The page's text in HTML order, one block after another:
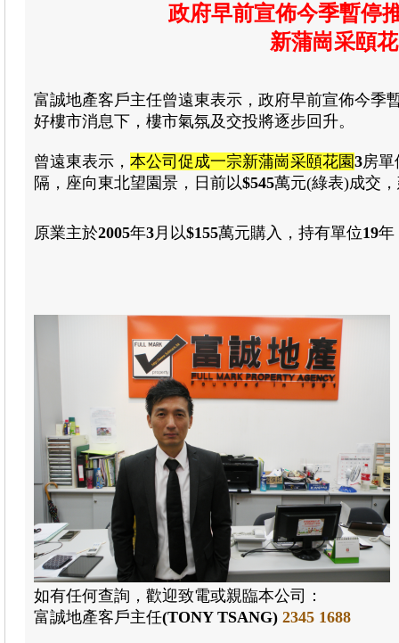
政府早前宣佈今季暫停
新蒲崗采頤
富誠地產客戶主任曾遠東表示 ，政府早前宣佈今季
好樓市消息下 ，樓市氣氛及交投將逐步回升。
曾遠東表示， 本公司促成一宗新蒲崗采頤花園3房單
隔 ，座向東北望園景 ，日前以$545萬元(綠表)成交 ，
原業主於2005年3 月 以$155萬元購入，持有單位19年
如有任何查詢，歡迎致電或親臨本公司：
富誠地產客戶主任(TONY TSANG) 2345 1688